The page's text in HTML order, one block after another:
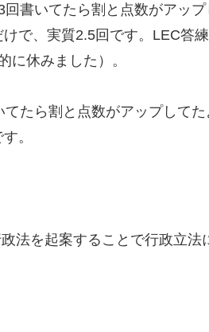
回書いてたら割と点数がアッ
で、実質2.5回です。LEC答
に休みました）。
てたら割と点数がアップして
。
法を起案することで行政立法